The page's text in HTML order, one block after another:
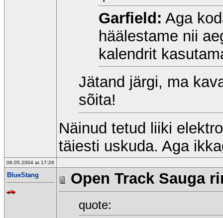
Garfield: Aga
häälestame nii
kalendrit
Jätand järgi, ma
sõita!
Näinud tetud liiki
täiesti uskuda. Aga
06.05.2004 at 17:26
BlueStang Open Track Sauga
quote: